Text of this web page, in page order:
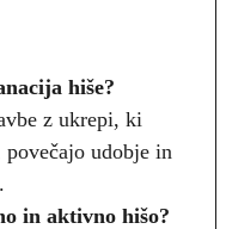
hiše?
z ukrepi, ki
udobje in
.
in aktivno hišo?